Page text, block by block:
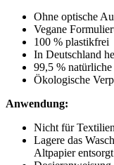
Ohne optische
Vegane
100 % plastikfrei
In Deutschland
99,5 %
Ökologische
Anwendung:
Nicht für
Lagere das
Altpapier